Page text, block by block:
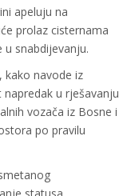
apeluju na
prolaz cisternama
snabdijevanju.
kako navode iz
u rješavanju
vozača iz Bosne i
po pravilu
statusa